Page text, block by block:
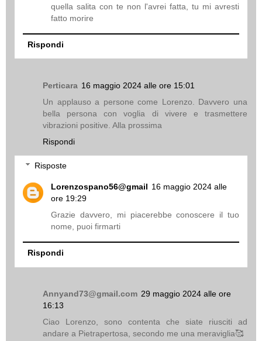
quella salita con te non l'avrei fatta, tu mi avresti
fatto morire
Rispondi
Perticara 16 maggio 2024 alle ore 15:01
Un applauso a persone come Lorenzo. Davvero una
bella persona con voglia di vivere e trasmettere
vibrazioni positive. Alla prossima
Rispondi
Risposte
Lorenzospano56@gmail 16 maggio 2024 alle
ore 19:29
Grazie davvero, mi piacerebbe conoscere il tuo
nome, puoi firmarti
Rispondi
Annyand73@gmail.com 29 maggio 2024 alle ore
16:13
Ciao Lorenzo, sono contenta che siate riusciti ad
andare a Pietrapertosa, secondo me una meraviglia🥰